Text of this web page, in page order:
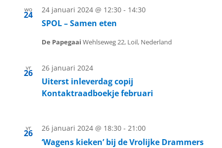
wo
24 24 januari 2024 @ 12:30 - 14:30
SPOL – Samen eten
De Papegaai Wehlseweg 22, Loil, Nederland
vr
26 26 januari 2024
Uiterst inleverdag copij
Kontaktraadboekje februari
vr
26 26 januari 2024 @ 18:30 - 21:00
‘Wagens kieken’ bij de Vrolijke Drammers